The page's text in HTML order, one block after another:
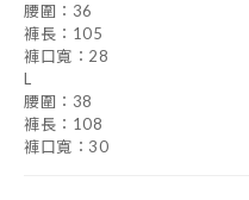
腰圍：36
褲長：105
褲口寬：28
L
腰圍：38
褲長：108
褲口寬：30